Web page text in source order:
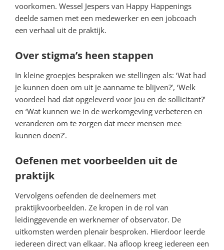
voorkomen. Wessel Jespers van Happy Happenings
deelde samen met een medewerker en een jobcoach
een verhaal uit de praktijk.
Over stigma’s heen stappen
In kleine groepjes bespraken we stellingen als: ‘Wat had
je kunnen doen om uit je aanname te blijven?’, ‘Welk
voordeel had dat opgeleverd voor jou en de sollicitant?’
en ‘Wat kunnen we in de werkomgeving verbeteren en
veranderen om te zorgen dat meer mensen mee
kunnen doen?’.
Oefenen met voorbeelden uit de
praktijk
Vervolgens oefenden de deelnemers met
praktijkvoorbeelden. Ze kropen in de rol van
leidinggevende en werknemer of observator. De
uitkomsten werden plenair besproken. Hierdoor leerde
iedereen direct van elkaar. Na afloop kreeg iedereen een